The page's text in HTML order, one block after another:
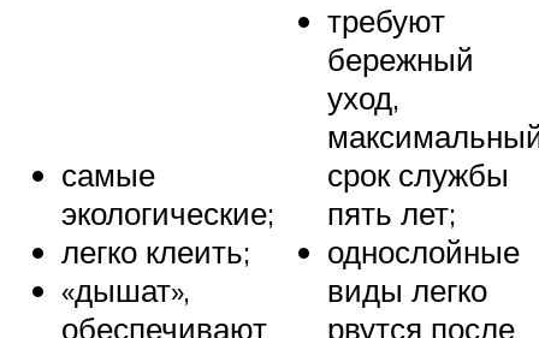
самые
экологические;
легко клеить;
«дышат»,
обеспечивают
требуют
бережный
уход,
срок службы
пять лет;
однослойные
виды легко
рвутся после